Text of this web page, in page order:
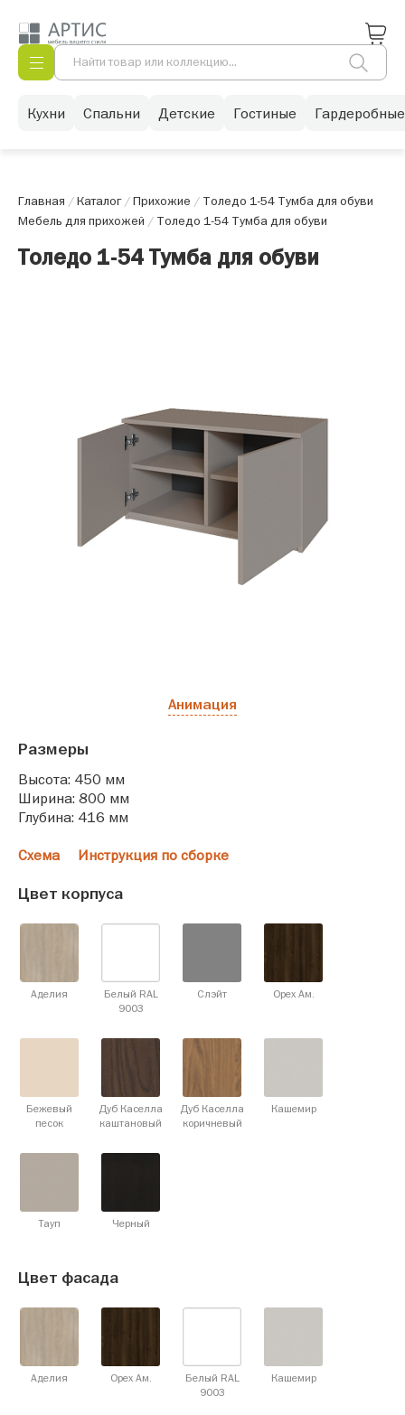
Кухни Спальни Детские Гостиные Гардеробные
Главная /Каталог/Прихожие / Толедо 1-54 Тумба для обуви
Мебель для прихожей / Толедо 1-54 Тумба для обуви
Толедо 1-54 Тумба для обуви
Анимация
Размеры
Высота: 450 мм
Ширина: 800 мм
Глубина: 416 мм
Схема Инструкция по сборке
Цвет корпуса
Аделия
Белый RAL
9003
Слэйт Орех Ам.
Бежевый
песок
Дуб Каселла
каштановый
Дуб Каселла
коричневый
Кашемир
Тауп Черный
Цвет фасада
Аделия Орех Ам.
Белый RAL
9003
Кашемир